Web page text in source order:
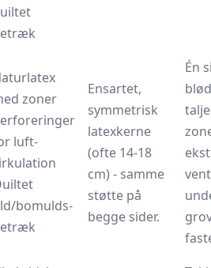
zoner
luft­
bomulds­
Ensartet,
symmetrisk
latexkerne
(ofte 14-18
cm) - samme
støtte på
begge sider.
Én